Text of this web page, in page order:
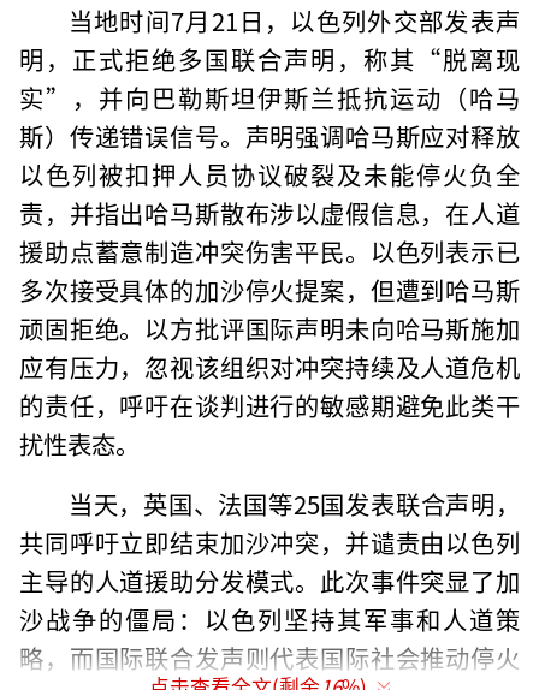
当地时间7月21日，以色列外交部发表声
明，正式拒绝多国联合声明，称其“脱离现
实”，并向巴勒斯坦伊斯兰抵抗运动（哈马
斯）传递错误信号。声明强调哈马斯应对释放
以色列被扣押人员协议破裂及未能停火负全
责，并指出哈马斯散布涉以虚假信息，在人道
援助点蓄意制造冲突伤害平民。以色列表示已
多次接受具体的加沙停火提案，但遭到哈马斯
顽固拒绝。以方批评国际声明未向哈马斯施加
应有压力，忽视该组织对冲突持续及人道危机
的责任，呼吁在谈判进行的敏感期避免此类干
扰性表态。
当天，英国、法国等25国发表联合声明，
共同呼吁立即结束加沙冲突，并谴责由以色列
主导的人道援助分发模式。此次事件突显了加
沙战争的僵局：以色列坚持其军事和人道策
略，而国际联合发声则代表国际社会推动停火